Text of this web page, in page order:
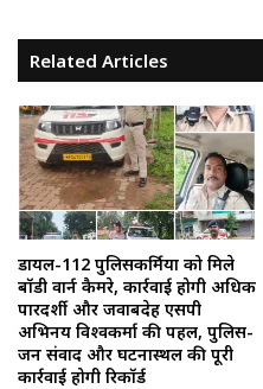
Related Articles
डायल-112 पुलिसकर्मियों को मिले
बॉडी वार्न कैमरे, कार्रवाई होगी अधिक
पारदर्शी और जवाबदेह एसपी
अभिनय विश्वकर्मा की पहल, पुलिस-
जन संवाद और घटनास्थल की पूरी
कार्रवाई होगी रिकॉर्ड